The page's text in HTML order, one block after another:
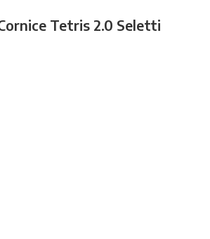
Tetris 2.0 Seletti